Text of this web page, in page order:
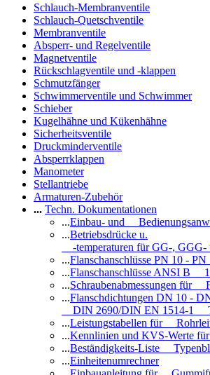
Schlauch-Membranventile
Schlauch-Quetschventile
Membranventile
Absperr- und Regelventile
Magnetventile
Rückschlagventile und -klappen
Schmutzfänger
Schwimmerventile und Schwimmer
Schieber
Kugelhähne und Kükenhähne
Sicherheitsventile
Druckminderventile
Absperrklappen
Manometer
Stellantriebe
Armaturen-Zubehör
... Techn. Dokumentationen
...Einbau- und
...Betriebsdrücke u.
-temperaturen für GG-,
...Flanschanschlüsse PN 10 -
...Flanschanschlüsse ANSI B
...Schraubenabmessungen für
...Flanschdichtungen DN 10 -
DIN 2690/DIN EN 1514-1
...Leistungstabellen für
...Kennlinien und KVS-Werte
...Beständigkeits-Liste
...Einheitenumrechner